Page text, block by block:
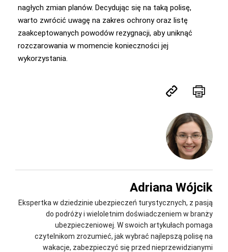
nagłych zmian planów. Decydując się na taką polisę,
warto zwrócić uwagę na zakres ochrony oraz listę
zaakceptowanych powodów rezygnacji, aby uniknąć
rozczarowania w momencie konieczności jej
wykorzystania.
Adriana Wójcik
Ekspertka w dziedzinie ubezpieczeń turystycznych, z pasją
do podróży i wieloletnim doświadczeniem w branży
ubezpieczeniowej. W swoich artykułach pomaga
czytelnikom zrozumieć, jak wybrać najlepszą polisę na
wakacje, zabezpieczyć się przed nieprzewidzianymi